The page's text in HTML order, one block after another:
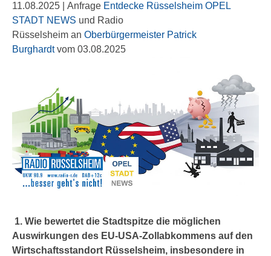
11.08.2025 | Anfrage Entdecke Rüsselsheim OPEL
STADT NEWS und Radio
Rüsselsheim an Oberbürgermeister Patrick
Burghardtvom 03.08.2025
1. Wie bewertet die Stadtspitze die möglichen
Auswirkungen des EU-USA-Zollabkommens auf den
Wirtschaftsstandort Rüsselsheim, insbesondere in